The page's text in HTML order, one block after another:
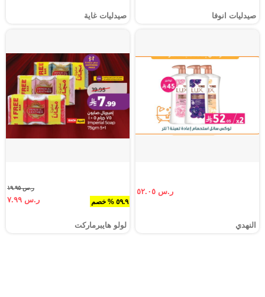
صيدليات انوفا صيدليات غاية
ر.س ٥٢.٠٥
النهدي
٥٩.٩ % خصم
ر.س ١٩.٩٥
ر.س ٧.٩٩
لولو هايبرماركت